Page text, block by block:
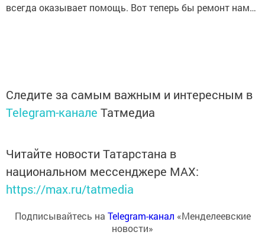
всегда оказывает помощь. Вот теперь бы ремонт нам…
Следите за самым важным и интересным в
Telegram-канале Татмедиа
Читайте новости Татарстана в
национальном мессенджере MАХ:
https://max.ru/tatmedia
Подписывайтесь на Telegram-канал «Менделеевские
новости»